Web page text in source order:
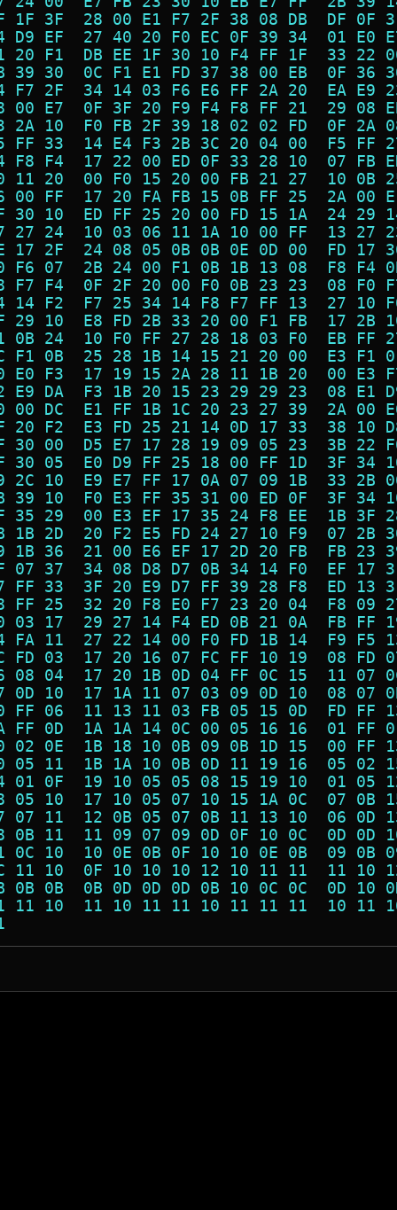
1F 3F  28 00 E1 F7 2F 38 08 DB  DF
D9 EF  27 40 20 F0 EC 0F 39 34  01
20 F1  DB EE 1F 30 10 F4 FF 1F  33
39 30  0C F1 E1 FD 37 38 00 EB  0F
F7 2F  34 14 03 F6 E6 FF 2A 20  EA
00 E7  0F 3F 20 F9 F4 F8 FF 21  29
2A 10  F0 FB 2F 39 18 02 02 FD  0F
FF 33  14 E4 F3 2B 3C 20 04 00  F5
F8 F4  17 22 00 ED 0F 33 28 10  07
11 20  00 F0 15 20 00 FB 21 27  10
00 FF  17 20 FA FB 15 0B FF 25  2A
30 10  ED FF 25 20 00 FD 15 1A  24
27 24  10 03 06 11 1A 10 00 FF  13
17 2F  24 08 05 0B 0B 0E 0D 00  FD
F6 07  2B 24 00 F1 0B 1B 13 08  F8
F7 F4  0F 2F 20 00 F0 0B 23 23  08
14 F2  F7 25 34 14 F8 F7 FF 13  27
29 10  E8 FD 2B 33 20 00 F1 FB  17
0B 24  10 F0 FF 27 28 18 03 F0  EB
F1 0B  25 28 1B 14 15 21 20 00  E3
E0 F3  17 19 15 2A 28 11 1B 20  00
E9 DA  F3 1B 20 15 23 29 29 23  08
00 DC  E1 FF 1B 1C 20 23 27 39  2A
20 F2  E3 FD 25 21 14 0D 17 33  38
30 00  D5 E7 17 28 19 09 05 23  3B
30 05  E0 D9 FF 25 18 00 FF 1D  3F
2C 10  E9 E7 FF 17 0A 07 09 1B  33
39 10  F0 E3 FF 35 31 00 ED 0F  3F
35 29  00 E3 EF 17 35 24 F8 EE  1B
1B 2D  20 F2 E5 FD 24 27 10 F9  07
1B 36  21 00 E6 EF 17 2D 20 FB  FB
07 37  34 08 D8 D7 0B 34 14 F0  EF
FF 33  3F 20 E9 D7 FF 39 28 F8  ED
FF 25  32 20 F8 E0 F7 23 20 04  F8
03 17  29 27 14 F4 ED 0B 21 0A  FB
FA 11  27 22 14 00 F0 FD 1B 14  F9
FD 03  17 20 16 07 FC FF 10 19  08
08 04  17 20 1B 0D 04 FF 0C 15  11
0D 10  17 1A 11 07 03 09 0D 10  08
FF 06  11 13 11 03 FB 05 15 0D  FD
FF 0D  1A 1A 14 0C 00 05 16 16  01
02 0E  1B 18 10 0B 09 0B 1D 15  00
05 11  1B 1A 10 0B 0D 11 19 16  05
01 0F  19 10 05 05 08 15 19 10  01
05 10  17 10 05 07 10 15 1A 0C  07
07 11  12 0B 05 07 0B 11 13 10  06
0B 11  11 09 07 09 0D 0F 10 0C  0D
0C 10  10 0E 0B 0F 10 10 0E 0B  09
11 10  0F 10 10 10 12 10 11 11  11
0B 0B  0B 0D 0D 0D 0B 10 0C 0C  0D
11 10  11 10 11 11 10 11 11 11  10
10 10